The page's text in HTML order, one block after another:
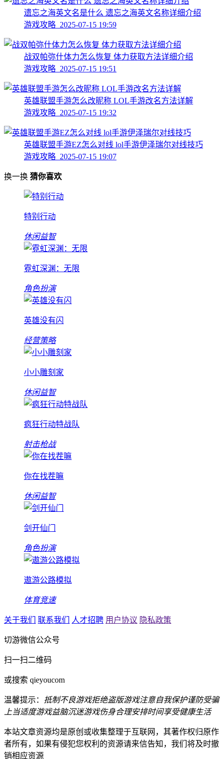
遗忘之海英文名是什么 遗忘之海英文名称详细介绍
游戏攻略 2025-07-15 19:59
战双帕弥什体力怎么恢复 体力获取方法详细介绍
游戏攻略 2025-07-15 19:51
英雄联盟手游怎么改昵称 LOL手游改名方法详解
游戏攻略 2025-07-15 19:32
英雄联盟手游EZ怎么对线 lol手游伊泽瑞尔对线技巧
游戏攻略 2025-07-15 19:07
换一换 猜你喜欢
特别行动
休闲益智
霓虹深渊：无限
角色扮演
英雄没有闪
经营策略
小小雕刻家
休闲益智
疯狂行动特战队
射击枪战
你在找茬嘛
休闲益智
剑开仙门
角色扮演
遨游公路模拟
体育竞速
关于我们 联系我们 人才招聘 用户协议 隐私政策
切游微信公众号
扫一扫二维码
或搜索 qieyoucom
温馨提示： 抵制不良游戏拒绝盗版游戏注意自我保护谨防受骗
上当适度游戏益脑沉迷游戏伤身合理安排时间享受健康生活
本站文章资源均是原创或收集整理于互联网，其著作权归原作
者所有，如果有侵犯您权利的资源请来信告知，我们将及时撤
销相应资源